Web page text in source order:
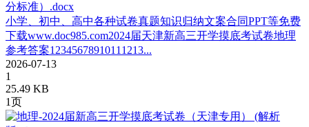
分标准）.docx
小学、初中、高中各种试卷真题知识归纳文案合同PPT等免费
下载www.doc985.com2024届天津新高三开学摸底考试卷地理
参考答案12345678910111213...
2026-07-13
1
25.49 KB
1页